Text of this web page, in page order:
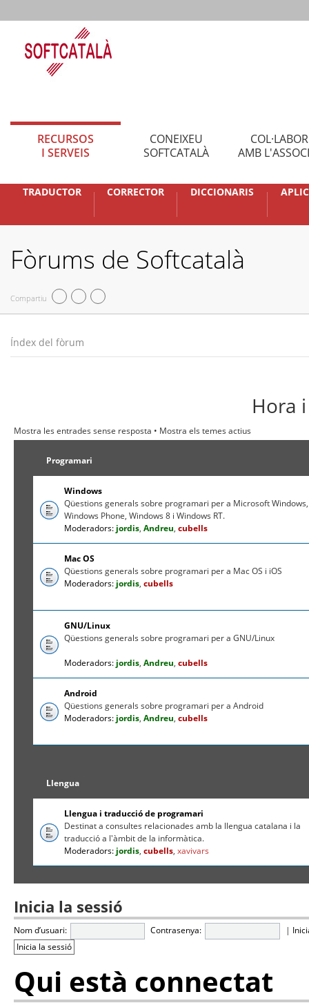
RECURSOS
I SERVEIS
CONEIXEU
SOFTCATALÀ
AMB
TRADUCTOR CORRECTOR DICCIONARIS
Fòrums de Softcatalà
Compartiu
Índex del fòrum
Hora
Mostra les entrades sense resposta • Mostra els temes actius
Programari
Windows
Qüestions generals sobre programari per a Microsoft Windows,
Windows Phone, Windows 8 i Windows RT.
Moderadors: jordis,Andreu,cubells
Mac OS
Qüestions generals sobre programari per a Mac OS i iOS
Moderadors: jordis,cubells
GNU/Linux
Qüestions generals sobre programari per a GNU/Linux
Moderadors: jordis,Andreu,cubells
Android
Qüestions generals sobre programari per a Android
Moderadors: jordis,Andreu,cubells
Llengua
Llengua i traducció de programari
Destinat a consultes relacionades amb la llengua catalana i la
traducció a l'àmbit de la informàtica.
Moderadors: jordis,cubells,xavivars
Inicia la sessió
Nom d’usuari: Contrasenya: |
Qui està connectat